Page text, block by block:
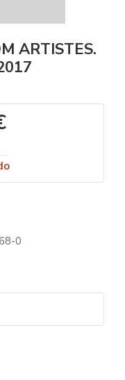
ARTISTES.
0